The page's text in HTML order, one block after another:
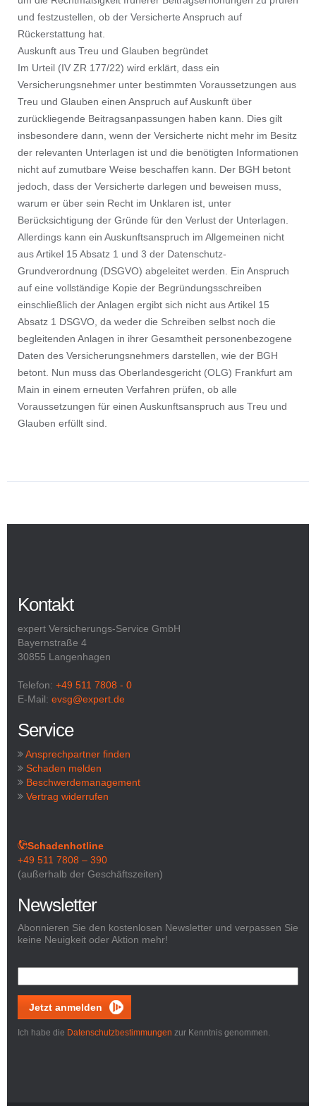
und festzustellen, ob der Versicherte Anspruch auf
Rückerstattung hat.
Auskunft aus Treu und Glauben begründet
Im Urteil (IV ZR 177/22) wird erklärt, dass ein
Versicherungsnehmer unter bestimmten Voraussetzungen aus
Treu und Glauben einen Anspruch auf Auskunft über
zurückliegende Beitragsanpassungen haben kann. Dies gilt
insbesondere dann, wenn der Versicherte nicht mehr im Besitz
der relevanten Unterlagen ist und die benötigten Informationen
nicht auf zumutbare Weise beschaffen kann. Der BGH betont
jedoch, dass der Versicherte darlegen und beweisen muss,
warum er über sein Recht im Unklaren ist, unter
Berücksichtigung der Gründe für den Verlust der Unterlagen.
Allerdings kann ein Auskunftsanspruch im Allgemeinen nicht
aus Artikel 15 Absatz 1 und 3 der Datenschutz-
Grundverordnung (DSGVO) abgeleitet werden. Ein Anspruch
auf eine vollständige Kopie der Begründungsschreiben
einschließlich der Anlagen ergibt sich nicht aus Artikel 15
Absatz 1 DSGVO, da weder die Schreiben selbst noch die
begleitenden Anlagen in ihrer Gesamtheit personenbezogene
Daten des Versicherungsnehmers darstellen, wie der BGH
betont. Nun muss das Oberlandesgericht (OLG) Frankfurt am
Main in einem erneuten Verfahren prüfen, ob alle
Voraussetzungen für einen Auskunftsanspruch aus Treu und
Glauben erfüllt sind.
Kontakt
expert Versicherungs-Service GmbH
Bayernstraße 4
30855 Langenhagen
Telefon: +49 511 7808 - 0
E-Mail: evsg@expert.de
Service
Ansprechpartner finden
Schaden melden
Beschwerdemanagement
Vertrag widerrufen
Schadenhotline
+49 511 7808 – 390
(außerhalb der Geschäftszeiten)
Newsletter
Abonnieren Sie den kostenlosen Newsletter und verpassen Sie
keine Neuigkeit oder Aktion mehr!
Jetzt anmelden
Ich habe die Datenschutzbestimmungen zur Kenntnis genommen.